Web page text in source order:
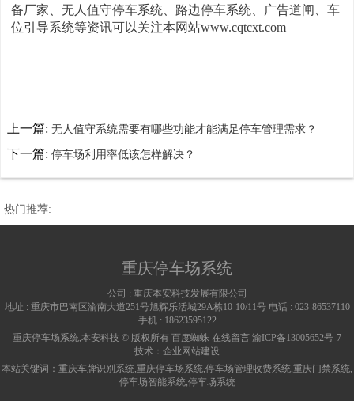
备厂家、无人值守停车系统、路边停车系统、广告道闸、车
位引导系统等资讯可以关注本网站www.cqtcxt.com
上一篇: 无人值守系统需要有哪些功能才能满足停车管理需求？
下一篇: 停车场利用率低该怎样解决？
热门推荐:
重庆停车场系统
公司 : 重庆本安科技发展有限公司
地址 : 重庆市巴南区渝南大道251号旭辉乐活城29A栋10-10/11号 电话 : 023-86537110
手机 : 18623595122
重庆停车场系统,本安科技 © 版权所有 百度蜘蛛 在线留言 渝ICP备13005652号-7
技术： 企业网站建设
本站关键词： 重庆车牌识别系统 重庆停车场系统 停车场管理收费系统 重庆门禁系统
停车场智能系统 停车场系统